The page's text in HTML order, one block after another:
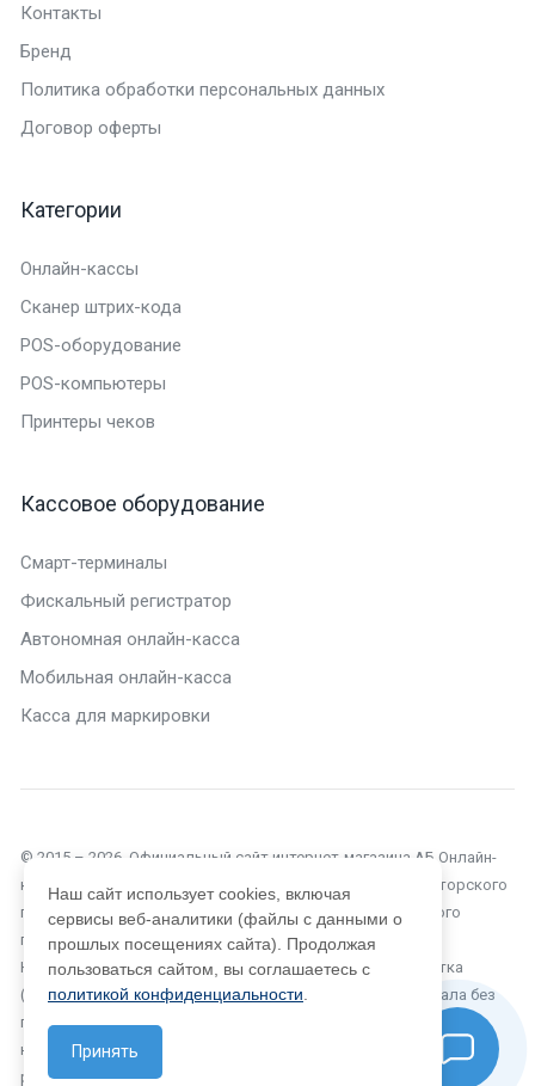
Контакты
Бренд
Политика обработки персональных данных
Договор оферты
Категории
Онлайн-кассы
Сканер штрих-кода
POS-оборудование
POS-компьютеры
Принтеры чеков
Кассовое оборудование
Смарт-терминалы
Фискальный регистратор
Автономная онлайн-касса
Мобильная онлайн-касса
Касса для маркировки
© 2015 – 2026. Официальный сайт интернет-магазина АБ Онлайн-
касса в Челябинске. Текущий сайт является объектом авторского
права, исключительные права, на использование которого
принадлежат компании ООО «Автоматизация Бизнеса».
Копирование, размножение, распространение, перепечатка
(целиком или частично), или иное использование материала без
письменного разрешения компании не допускается. Любое
нарушение прав автора будет преследоваться на основе
российского и международного законодательства.
Наш сайт использует cookies, включая
сервисы веб-аналитики (файлы с данными о
прошлых посещениях сайта). Продолжая
пользоваться сайтом, вы соглашаетесь с
политикой конфиденциальности
Принять